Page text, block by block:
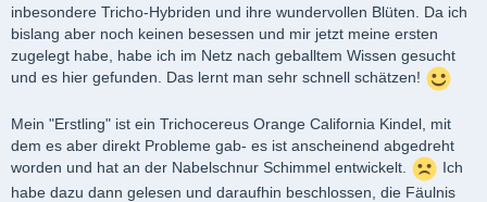
inbesondere Tricho-Hybriden und ihre wundervollen Blüten. Da ich
bislang aber noch keinen besessen und mir jetzt meine ersten
zugelegt habe, habe ich im Netz nach geballtem Wissen gesucht
und es hier gefunden. Das lernt man sehr schnell schätzen!
Mein "Erstling" ist ein Trichocereus Orange California Kindel, mit
dem es aber direkt Probleme gab- es ist anscheinend abgedreht
worden und hat an der Nabelschnur Schimmel entwickelt.
Ich
habe dazu dann gelesen und daraufhin beschlossen, die Fäulnis